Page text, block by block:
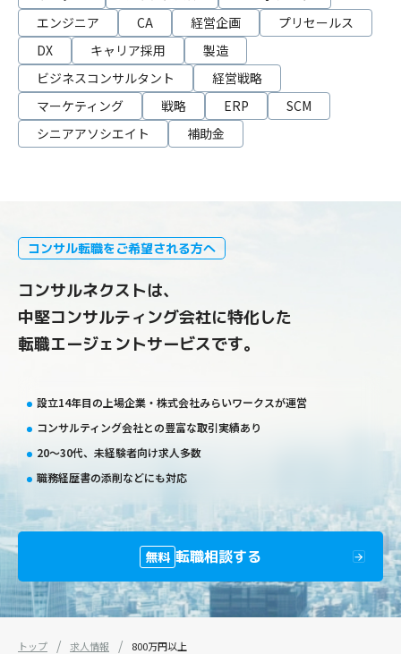
エンジニア
CA 経営企画
プリセールス
DX
キャリア採用
製造
ビジネスコンサルタント
経営戦略
マーケティング
戦略 ERP
SCM
シニアアソシエイト
補助金
コンサル転職をご希望される方へ
コンサルネクストは、
中堅コンサルティング会社に特化した
転職エージェントサービスです。
設立14年目の上場企業・株式会社みらいワークスが運営
コンサルティング会社との豊富な取引実績あり
20〜30代、未経験者向け求人多数
職務経歴書の添削などにも対応
無料 転職相談する
トップ 求人情報 800万円以上